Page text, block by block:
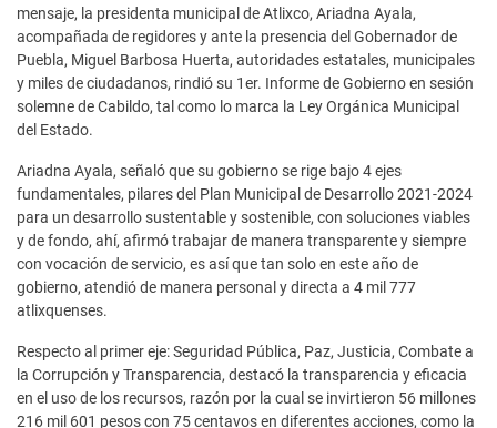
mensaje, la presidenta municipal de Atlixco, Ariadna Ayala,
acompañada de regidores y ante la presencia del Gobernador de
Puebla, Miguel Barbosa Huerta, autoridades estatales, municipales
y miles de ciudadanos, rindió su 1er. Informe de Gobierno en sesión
solemne de Cabildo, tal como lo marca la Ley Orgánica Municipal
del Estado.
Ariadna Ayala, señaló que su gobierno se rige bajo 4 ejes
fundamentales, pilares del Plan Municipal de Desarrollo 2021-2024
para un desarrollo sustentable y sostenible, con soluciones viables
y de fondo, ahí, afirmó trabajar de manera transparente y siempre
con vocación de servicio, es así que tan solo en este año de
gobierno, atendió de manera personal y directa a 4 mil 777
atlixquenses.
Respecto al primer eje: Seguridad Pública, Paz, Justicia, Combate a
la Corrupción y Transparencia, destacó la transparencia y eficacia
en el uso de los recursos, razón por la cual se invirtieron 56 millones
216 mil 601 pesos con 75 centavos en diferentes acciones, como la